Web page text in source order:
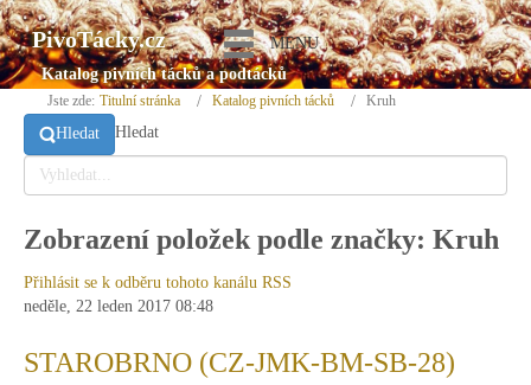
MENU
Katalog pivních tácků a podtácků
PivoTácky.cz
Jste zde: Titulní stránka Katalog pivních tácků Kruh
Hledat Hledat
Zobrazení položek podle značky: Kruh
Přihlásit se k odběru tohoto kanálu RSS
neděle, 22 leden 2017 08:48
STAROBRNO (CZ-JMK-BM-SB-28)